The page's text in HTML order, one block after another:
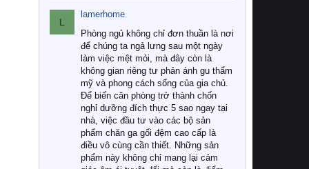
L
lamerhome
Phòng ngủ không chỉ đơn thuần là nơi
để chúng ta ngả lưng sau một ngày
làm việc mệt mỏi, mà đây còn là
không gian riêng tư phản ánh gu thẩm
mỹ và phong cách sống của gia chủ.
Để biến căn phòng trở thành chốn
nghỉ dưỡng đích thực 5 sao ngay tại
nhà, việc đầu tư vào các bộ sản
phẩm chăn ga gối đệm cao cấp là
điều vô cùng cần thiết. Những sản
phẩm này không chỉ mang lại cảm